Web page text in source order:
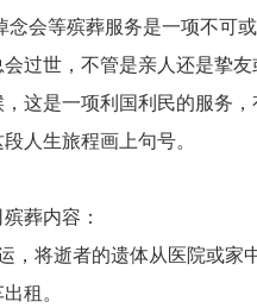
念会等殡葬服务是一项不可
会过世，不管是亲人还是挚
，这是一项利国利民的服务
人生旅程画上句号。
葬内容：
，将逝者的遗体从医院或家
租。